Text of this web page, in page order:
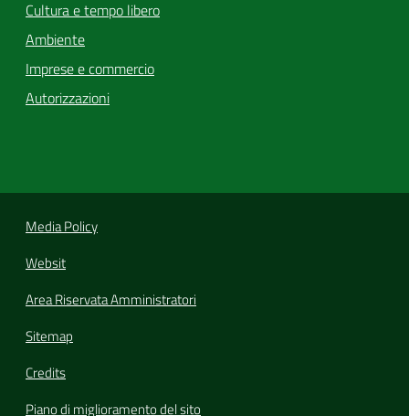
Cultura e tempo libero
Ambiente
Imprese e commercio
Autorizzazioni
Media Policy
Websit
Area Riservata Amministratori
Sitemap
Credits
Piano di miglioramento del sito